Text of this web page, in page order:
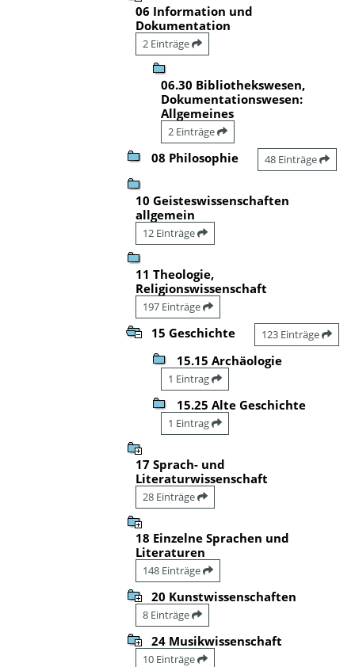
06 Information und
Dokumentation
2 Einträge
06.30 Bibliothekswesen,
Dokumentationswesen:
Allgemeines
2 Einträge
08 Philosophie 48 Einträge
10 Geisteswissenschaften
allgemein
12 Einträge
11 Theologie,
Religionswissenschaft
197 Einträge
15 Geschichte 123 Einträge
15.15 Archäologie
1 Eintrag
15.25 Alte Geschichte
1 Eintrag
17 Sprach- und
Literaturwissenschaft
28 Einträge
18 Einzelne Sprachen und
Literaturen
148 Einträge
20 Kunstwissenschaften
8 Einträge
24 Musikwissenschaft
10 Einträge